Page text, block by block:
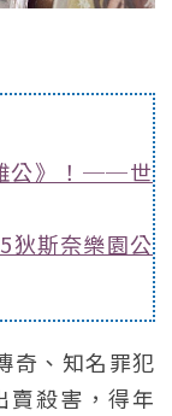
公》！──世
狄斯奈樂園公
奇、知名罪犯
賣殺害，得年